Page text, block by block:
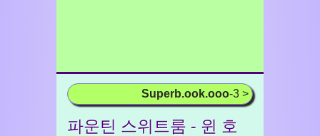
Superb.ook.ooo-3 >
파운틴 스위트룸 - 윈 호